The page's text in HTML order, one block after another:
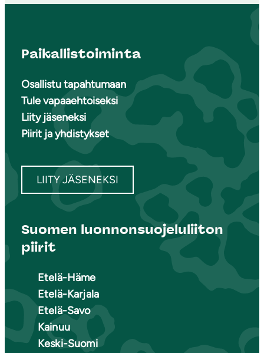
Paikallistoiminta
Osallistu tapahtumaan
Tule vapaaehtoiseksi
Liity jäseneksi
Piirit ja yhdistykset
LIITY JÄSENEKSI
Suomen luonnonsuojeluliiton
piirit
Etelä-Häme
Etelä-Karjala
Etelä-Savo
Kainuu
Keski-Suomi